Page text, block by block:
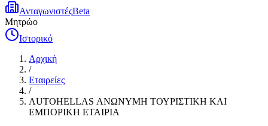
ΑνταγωνιστέςBeta
Μητρώο
Ιστορικό
Αρχική
/
Εταιρείες
/
AUTOHELLAS ΑΝΩΝΥΜΗ ΤΟΥΡΙΣΤΙΚΗ ΚΑΙ
ΕΜΠΟΡΙΚΗ ΕΤΑΙΡΙΑ